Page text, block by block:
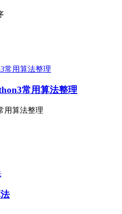
常用算法整理
用算法整理